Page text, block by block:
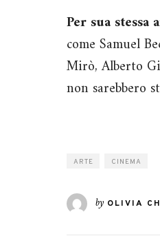
Per sua
come Samuel
Mirò, Alberto
non sarebbero
ARTE CINEMA
by OLIVIA